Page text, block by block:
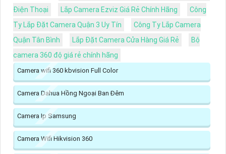
Điện Thoại
Lắp Camera Ezviz Giá Rẻ Chính Hãng
Công
Ty Lắp Đặt Camera Quận 3 Uy Tín
Công Ty Lắp Camera
Quận Tân Bình
Lắp Đặt Camera Cửa Hàng Giá Rẻ
Bộ
camera 360 độ giá rẻ chính hãng
Camera wifi 360 kbvision Full Color
Camera Dahua Hồng Ngoại Ban Đêm
Camera Ip Samsung
Camera Wifi Hikvision 360